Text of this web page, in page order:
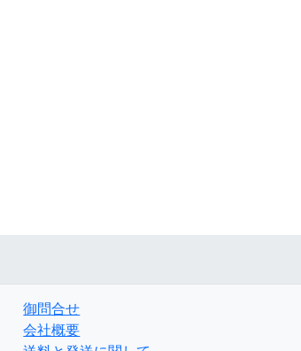
御問合せ
会社概要